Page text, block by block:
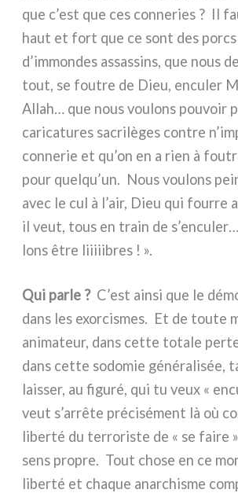
que c’est que ces con­ne­ries ? Il
haut et fort que ce sont des porcs
d’immondes assas­sins, que nous
tout, se fou­tre de Dieu, encu­ler
Allah… que nous vou­lons pou­voir
cari­ca­tu­res sacri­lè­ges con­tre
con­ne­rie et qu’on en a rien à
pour quelqu’un. Nous vou­lons
avec le cul à l’air, Dieu qui four­re
il veut, tous en train de
lons être liiiii­bres ! ».
Qui par­le ?C’est ain­si que le
dans les exor­ci­smes. Et de tou­te
ani­ma­teur, dans cet­te tota­le
dans cet­te sodo­mie géné­ra­li­sée,
lais­ser, au figu­ré, qui tu veux «
veut s’arrête pré­ci­sé­ment là où
liber­té du ter­ro­ri­ste de « se fai­re
sens pro­pre. Tout cho­se en ce
liber­té et cha­que anar­chi­sme